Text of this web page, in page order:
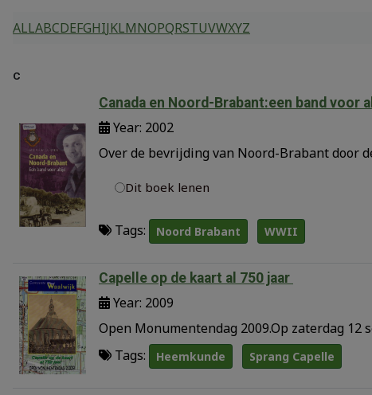
ALLABCDEFGHIJKLMNOPQRSTUVWXYZ
C
Canada en Noord-Brabant:een band voor
Year: 2002
Over de bevrijding van Noord-Brabant door
Dit boek lenen
Tags: Noord Brabant WWII
Capelle op de kaart al 750 jaar
Year: 2009
Open Monumentendag 2009.Op zaterdag
Tags:
Heemkunde Sprang Capelle